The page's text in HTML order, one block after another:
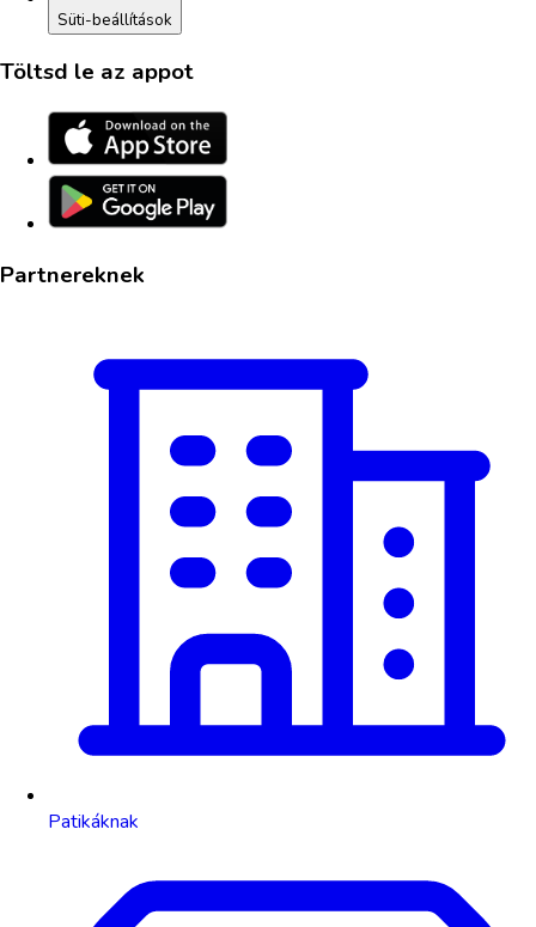
Süti-beállítások
Töltsd le az appot
Partnereknek
Patikáknak